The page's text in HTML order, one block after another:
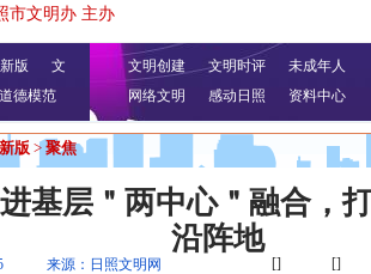
市文明办 主办
版
文
公益视频
道德模范
文明创建 文明时评
未成年人
网络文明
感动日照 资料中心
版 > 聚焦
基层＂两中心＂融合，
沿阵地
来源：日照文明网 [] []